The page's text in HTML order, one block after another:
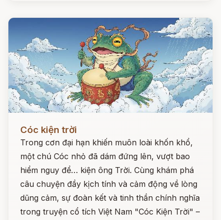
Cóc kiện trời
Trong cơn đại hạn khiến muôn loài khốn khổ,
một chú Cóc nhỏ đã dám đứng lên, vượt bao
hiểm nguy để… kiện ông Trời. Cùng khám phá
câu chuyện đầy kịch tính và cảm động về lòng
dũng cảm, sự đoàn kết và tinh thần chính nghĩa
trong truyện cổ tích Việt Nam "Cóc Kiện Trời" –